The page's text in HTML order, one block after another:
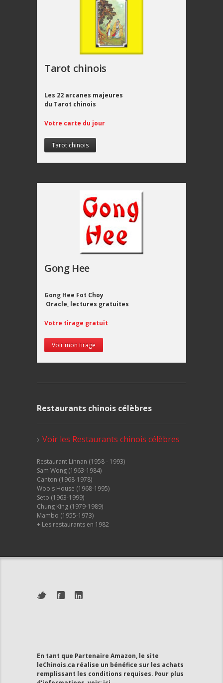
Tarot chinois
Les 22 arcanes majeures
du Tarot chinois
Votre carte du jour
Tarot chinois
Gong Hee
Gong Hee Fot Choy
Oracle, lectures gratuites
Votre tirage gratuit
Voir mon tirage
Restaurants chinois célèbres
Voir les Restaurants chinois célèbres
Restaurant Linnan (1958 - 1993)
Sam Wong (1963-1984)
Canton (1968-1978)
Woo's House (1968-1995)
Seto (1963-1999)
Chung King (1979-1989)
Mambo (1955-1973)
+ Les restaurants en 1982
En tant que Partenaire Amazon, le site
leChinois.ca réalise un bénéfice sur les achats
remplissant les conditions requises. Pour plus